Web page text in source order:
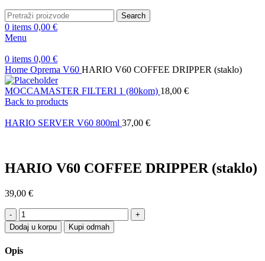
Search
0 items 0,00 €
Menu
0 items 0,00 €
Home Oprema V60 HARIO V60 COFFEE DRIPPER (staklo)
MOCCAMASTER FILTERI 1 (80kom) 18,00 €
Back to products
HARIO SERVER V60 800ml 37,00 €
HARIO V60 COFFEE DRIPPER (staklo)
39,00 €
HARIO
V60
COFFEE
DRIPPER
(staklo)
Dodaj u korpu Kupi odmah
Opis